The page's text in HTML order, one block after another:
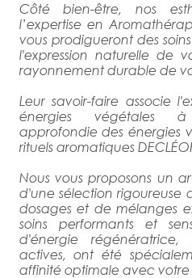
Côté bien-être, nos
l’expertise en
vous prodigueront des
l'expression naturelle de
rayonnement durable de
Leur savoir-faire associe
énergies végétales
approfondie des énergies
rituels aromatiques
Nous vous proposons un
d'une sélection rigoureuse
dosages et de mélanges
soins performants et
d'énergie régénératrice,
actives, ont été
affinité optimale avec